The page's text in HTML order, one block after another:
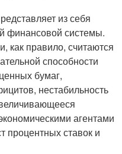
из себя
финансовой системы.
как правило, считаются
способности
бумаг,
нестабильность
агентами
процентных ставок и